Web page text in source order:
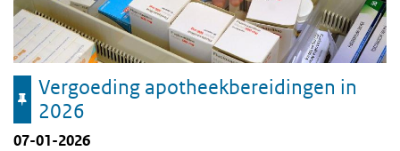
Vergoeding apotheekbereidingen in
2026
07-01-2026